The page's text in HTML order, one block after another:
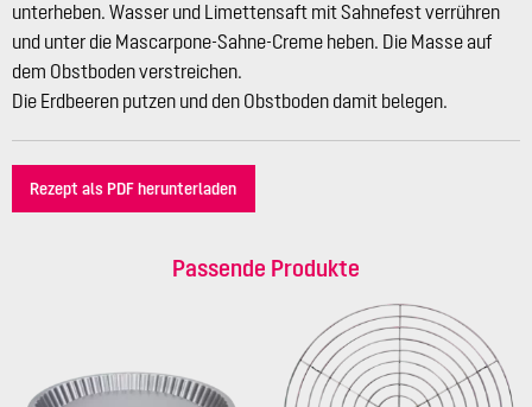
unterheben. Wasser und Limettensaft mit Sahnefest verrühren
und unter die Mascarpone-Sahne-Creme heben. Die Masse auf
dem Obstboden verstreichen.
Die Erdbeeren putzen und den Obstboden damit belegen.
Rezept als PDF herunterladen
Passende Produkte